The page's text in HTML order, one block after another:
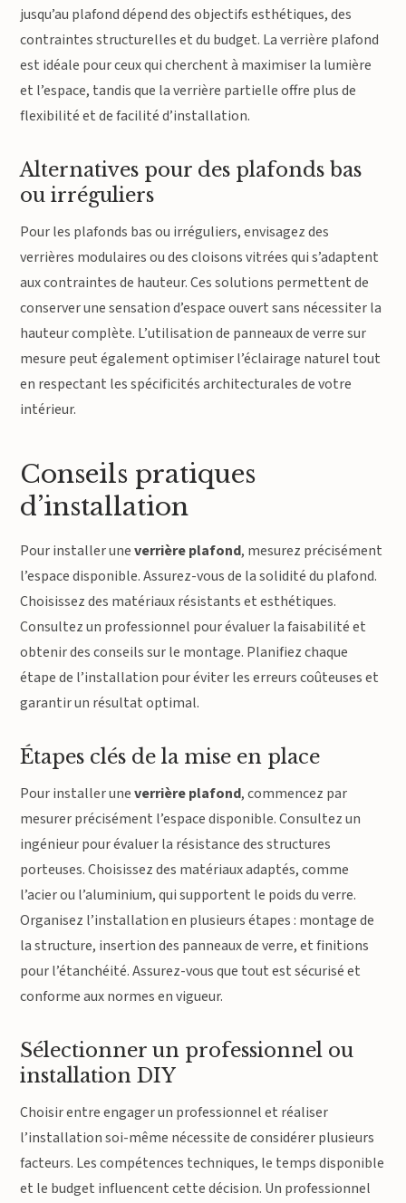
jusqu’au plafond dépend des objectifs esthétiques, des
contraintes structurelles et du budget. La verrière plafond
est idéale pour ceux qui cherchent à maximiser la lumière
et l’espace, tandis que la verrière partielle offre plus de
flexibilité et de facilité d’installation.
Alternatives pour des plafonds bas
ou irréguliers
Pour les plafonds bas ou irréguliers, envisagez des
verrières modulaires ou des cloisons vitrées qui s’adaptent
aux contraintes de hauteur. Ces solutions permettent de
conserver une sensation d’espace ouvert sans nécessiter la
hauteur complète. L’utilisation de panneaux de verre sur
mesure peut également optimiser l’éclairage naturel tout
en respectant les spécificités architecturales de votre
intérieur.
Conseils pratiques
d’installation
Pour installer uneverrière plafond, mesurez précisément
l’espace disponible. Assurez-vous de la solidité du plafond.
Choisissez des matériaux résistants et esthétiques.
Consultez un professionnel pour évaluer la faisabilité et
obtenir des conseils sur le montage. Planifiez chaque
étape de l’installation pour éviter les erreurs coûteuses et
garantir un résultat optimal.
Étapes clés de la mise en place
Pour installer uneverrière plafond, commencez par
mesurer précisément l’espace disponible. Consultez un
ingénieur pour évaluer la résistance des structures
porteuses. Choisissez des matériaux adaptés, comme
l’acier ou l’aluminium, qui supportent le poids du verre.
Organisez l’installation en plusieurs étapes : montage de
la structure, insertion des panneaux de verre, et finitions
pour l’étanchéité. Assurez-vous que tout est sécurisé et
conforme aux normes en vigueur.
Sélectionner un professionnel ou
installation DIY
Choisir entre engager un professionnel et réaliser
l’installation soi-même nécessite de considérer plusieurs
facteurs. Les compétences techniques, le temps disponible
et le budget influencent cette décision. Un professionnel